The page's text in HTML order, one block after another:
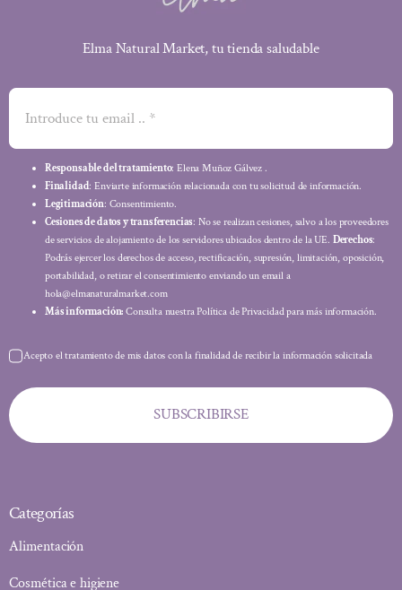
Elma Natural Market, tu tienda saludable
Responsable del tratamiento: Elena Muñoz Gálvez .
Finalidad: Enviarte información relacionada con tu solicitud de información.
Legitimación: Consentimiento.
Cesiones de datos y transferencias: No se realizan cesiones, salvo a los proveedores
de servicios de alojamiento de los servidores ubicados dentro de la UE. Derechos:
Podrás ejercer los derechos de acceso, rectificación, supresión, limitación, oposición,
portabilidad, o retirar el consentimiento enviando un email a
hola@elmanaturalmarket.com
Más información: Consulta nuestra Política de Privacidad para más información.
Acepto el tratamiento de mis datos con la finalidad de recibir la información solicitada
SUBSCRIBIRSE
Categorías
Alimentación
Cosmética e higiene